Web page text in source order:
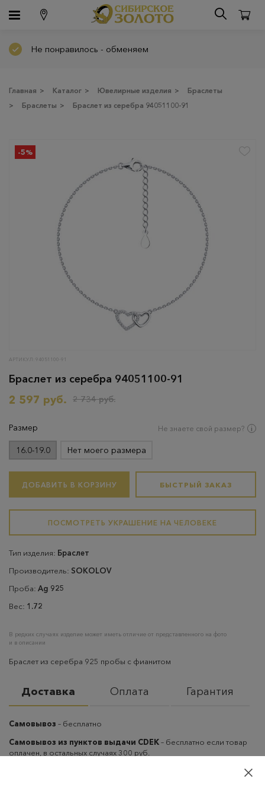
Не понравилось - обменяем
Главная > Каталог > Ювелирные изделия >
Браслеты
>
Браслеты > Браслет из серебра 94051100-91
-5%
АРТИКУЛ: 94051100-91
Браслет из серебра 94051100-91
2 597 руб.
2 734 руб.
Размер Не знаете свой размер?
16.0-19.0 Нет моего размера
ДОБАВИТЬ В КОРЗИНУ БЫСТРЫЙ ЗАКАЗ
ПОСМОТРЕТЬ УКРАШЕНИЕ НА ЧЕЛОВЕКЕ
Тип изделия: Браслет
Производитель: SOKOLOV
Проба: Ag 925
Вес: 1.72
В редких случаях изделие может иметь отличие от представленного на фото
и в описании
Браслет из серебра 925 пробы с фианитом
Доставка Оплата Гарантия
Самовывоз – бесплатно
Самовывоз из пунктов выдачи CDEK– бесплатно если товар
оплачен, в остальных случаях 300 руб.